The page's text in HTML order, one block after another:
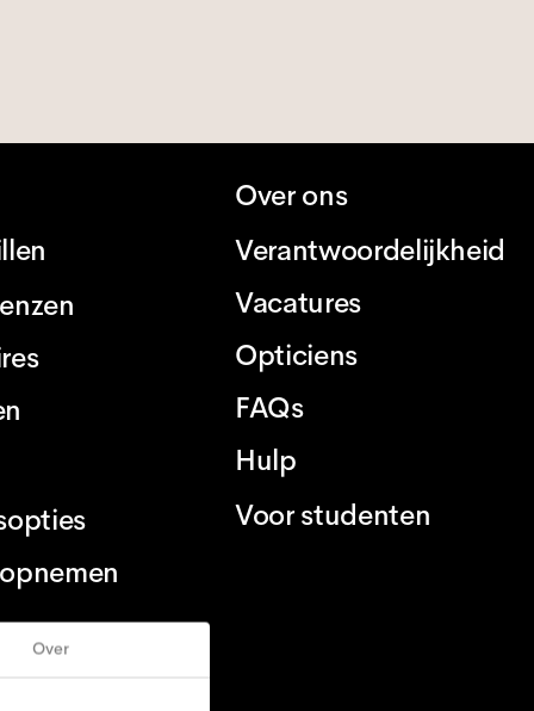
Over
Over ons
Verantwoordelijkheid
Vacatures
Opticiens
FAQs
Hulp
Voor studenten